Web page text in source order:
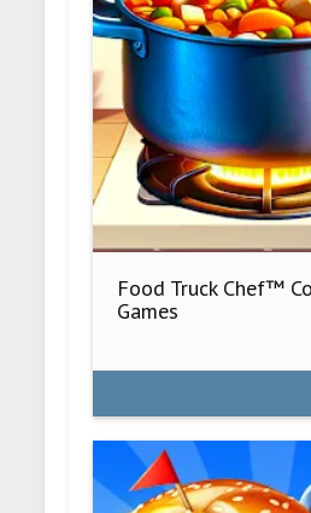
Food Truck Chef™
Games